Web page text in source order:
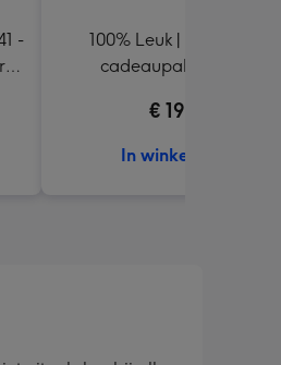
-
100% Leuk | Brievenbus
cadeaupakket | Fijne
€ 19,95
In winkelmand